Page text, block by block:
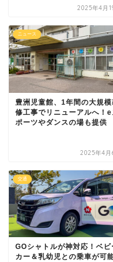
2025年4月
ニュース
豊洲児童館、1年間の大規模
修工事でリニューアルへ！e
ポーツやダンスの場も提供
2025年4月
交通
GOシャトルが神対応！ベビ
カー＆乳幼児との乗車が可